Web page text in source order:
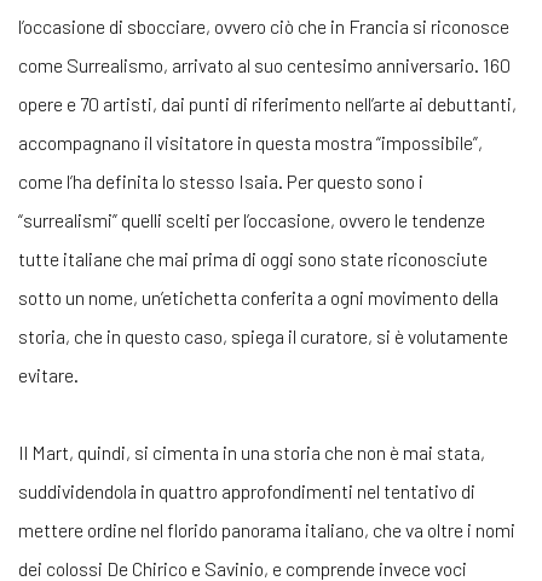
l’occasione di sbocciare, ovvero ciò che in Francia si riconosce
come Surrealismo, arrivato al suo centesimo anniversario. 160
opere e 70 artisti, dai punti di riferimento nell’arte ai debuttanti,
accompagnano il visitatore in questa mostra “impossibile”,
come l’ha definita lo stesso Isaia. Per questo sono i
“surrealismi” quelli scelti per l’occasione, ovvero le tendenze
tutte italiane che mai prima di oggi sono state riconosciute
sotto un nome, un’etichetta conferita a ogni movimento della
storia, che in questo caso, spiega il curatore, si è volutamente
evitare.
Il Mart, quindi, si cimenta in una storia che non è mai stata,
suddividendola in quattro approfondimenti nel tentativo di
mettere ordine nel florido panorama italiano, che va oltre i nomi
dei colossi De Chirico e Savinio, e comprende invece voci